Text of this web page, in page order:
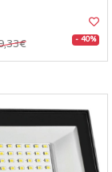
- 40%